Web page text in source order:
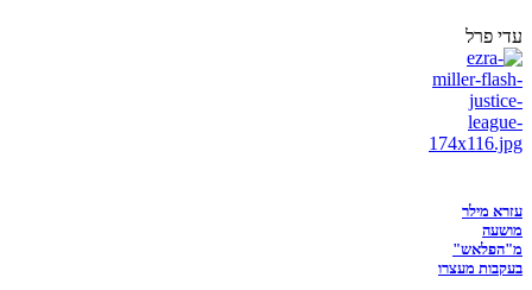
עדי פרל
עזרא מילר
מושעה
מ"הפלאש"
בעקבות מעצרו